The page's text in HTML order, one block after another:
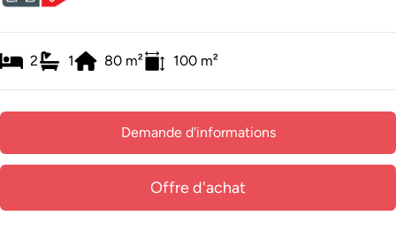
2 1 80 m² 100 m²
Demande d'informations
Offre d'achat